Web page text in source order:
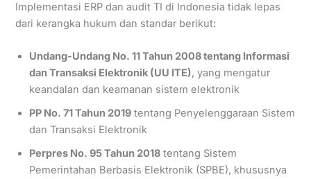
Implementasi ERP dan audit TI di Indonesia tidak lepas
dari kerangka hukum dan standar berikut:
Undang-Undang No. 11 Tahun 2008 tentang Informasi
dan Transaksi Elektronik (UU ITE), yang mengatur
keandalan dan keamanan sistem elektronik
PP No. 71 Tahun 2019 tentang Penyelenggaraan Sistem
dan Transaksi Elektronik
Perpres No. 95 Tahun 2018 tentang Sistem
Pemerintahan Berbasis Elektronik (SPBE), khususnya